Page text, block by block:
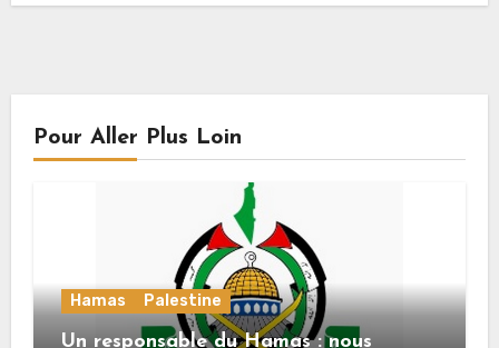
Pour Aller Plus Loin
Hamas Palestine
Un responsable du Hamas : nous